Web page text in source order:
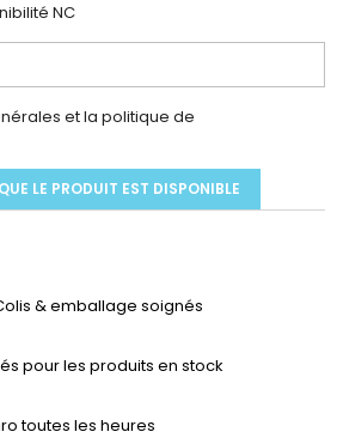
NC
et la politique de
LE PRODUIT EST DISPONIBLE
Colis & emballage soignés
pour les produits en stock
toutes les heures